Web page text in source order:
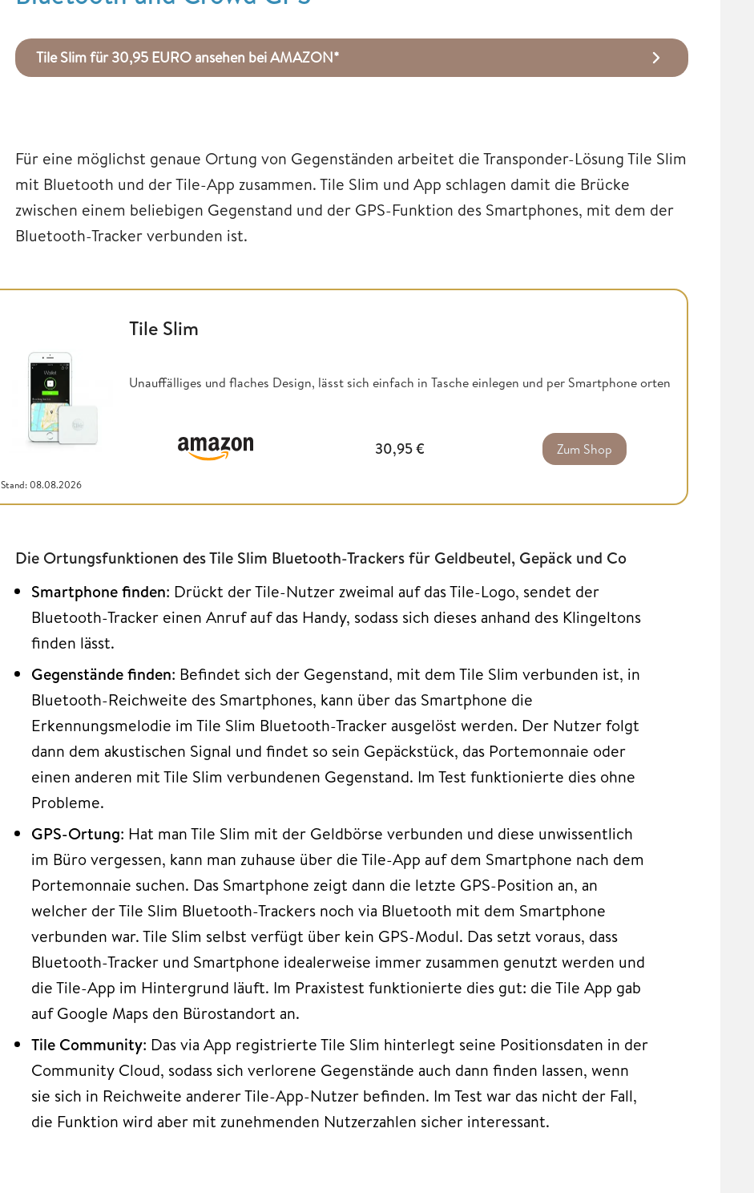
Tile Slim für 30,95 EURO ansehen bei AMAZON*
Für eine möglichst genaue Ortung von Gegenständen arbeitet die Transponder-Lösung Tile Slim
mit Bluetooth und der Tile-App zusammen. Tile Slim und App schlagen damit die Brücke
zwischen einem beliebigen Gegenstand und der GPS-Funktion des Smartphones, mit dem der
Bluetooth-Tracker verbunden ist.
Stand: 08.08.2026
Tile Slim
Unauffälliges und flaches Design, lässt sich einfach in Tasche einlegen und per Smartphone orten
30,95€ Zum Shop
Die Ortungsfunktionen des Tile Slim Bluetooth-Trackers für Geldbeutel, Gepäck und Co
Smartphone finden: Drückt der Tile-Nutzer zweimal auf das Tile-Logo, sendet der
Bluetooth-Tracker einen Anruf auf das Handy, sodass sich dieses anhand des Klingeltons
finden lässt.
Gegenstände finden: Befindet sich der Gegenstand, mit dem Tile Slim verbunden ist, in
Bluetooth-Reichweite des Smartphones, kann über das Smartphone die
Erkennungsmelodie im Tile Slim Bluetooth-Tracker ausgelöst werden. Der Nutzer folgt
dann dem akustischen Signal und findet so sein Gepäckstück, das Portemonnaie oder
einen anderen mit Tile Slim verbundenen Gegenstand. Im Test funktionierte dies ohne
Probleme.
GPS-Ortung: Hat man Tile Slim mit der Geldbörse verbunden und diese unwissentlich
im Büro vergessen, kann man zuhause über die Tile-App auf dem Smartphone nach dem
Portemonnaie suchen. Das Smartphone zeigt dann die letzte GPS-Position an, an
welcher der Tile Slim Bluetooth-Trackers noch via Bluetooth mit dem Smartphone
verbunden war. Tile Slim selbst verfügt über kein GPS-Modul. Das setzt voraus, dass
Bluetooth-Tracker und Smartphone idealerweise immer zusammen genutzt werden und
die Tile-App im Hintergrund läuft. Im Praxistest funktionierte dies gut: die Tile App gab
auf Google Maps den Bürostandort an.
Tile Community: Das via App registrierte Tile Slim hinterlegt seine Positionsdaten in der
Community Cloud, sodass sich verlorene Gegenstände auch dann finden lassen, wenn
sie sich in Reichweite anderer Tile-App-Nutzer befinden. Im Test war das nicht der Fall,
die Funktion wird aber mit zunehmenden Nutzerzahlen sicher interessant.